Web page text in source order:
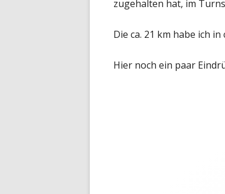
zugehalten hat, im
Die ca. 21 km habe ich
Hier noch ein paar